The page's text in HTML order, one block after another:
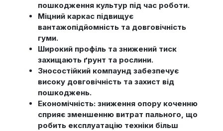
пошкодження культур під час роботи.
Міцний каркас підвищує
вантажопідйомність та довговічність
гуми.
Широкий профіль та знижений тиск
захищають ґрунт та рослини.
Зносостійкий компаунд забезпечує
високу довговічність та захист від
пошкоджень.
Економічність: зниження опору коченню
сприяє зменшенню витрат пального, що
робить експлуатацію техніки більш